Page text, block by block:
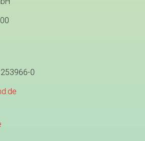
0